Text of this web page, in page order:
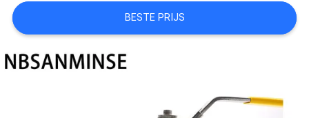
PRIVACYBELEIDBESTE PRIJS